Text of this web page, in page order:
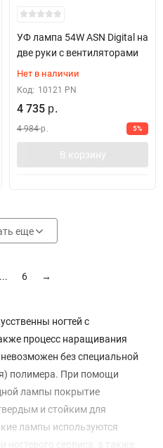
УФ лампа 54W ASN Digital на
две руки с вентиляторами
Нет в наличии
Код: 10121 PN
4 735 р.
4 984 р. 5%
В корзину
еще
... 6 →
ногтей с
процесс наращивания
без специальной
полимера. При помощи
лампы покрытие
и стойким для
лампы используются
сервиса, а также